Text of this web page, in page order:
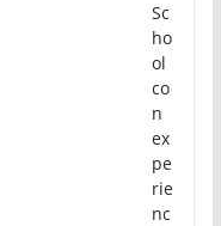
Sc
ho
ol
co
n
ex
pe
rie
nc